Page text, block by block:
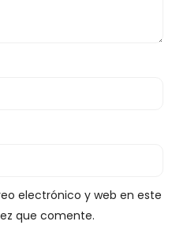
electrónico y web en este
que comente.